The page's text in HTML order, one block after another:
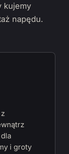
kujemy
napędu.
i groty